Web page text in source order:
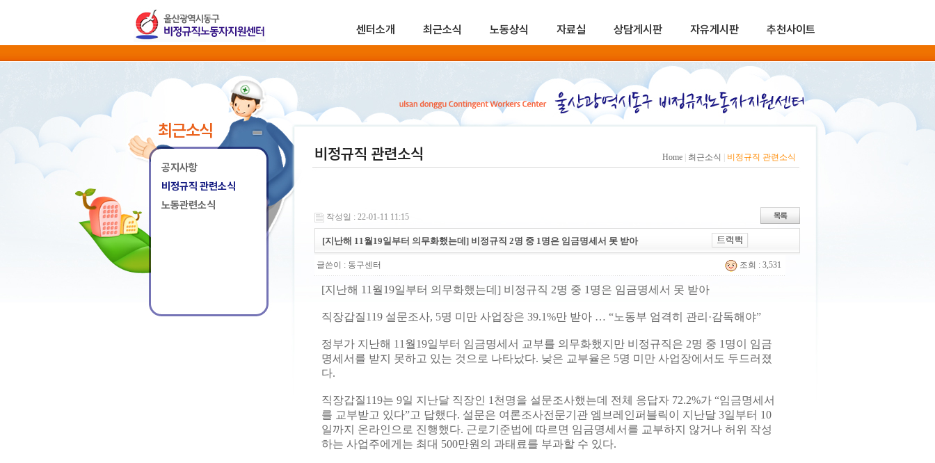
센터소개 최근소식 노동상식 자료실 상담게시판 자유게시판 추천사이트
최근소식
공지사항
비정규직 관련소식
노동관련소식
비정규직 관련소식 Home 최근소식 비정규직 관련소식
작성일 : 22-01-11 11:15
[지난해 11월19일부터 의무화했는데] 비정규직 2명 중 1명은 임금명세서 못 받아
글쓴이 : 동구센터 조회 : 3,531
[지난해 11월19일부터 의무화했는데] 비정규직 2명 중 1명은 임금명세서 못 받아
직장갑질119 설문조사, 5명 미만 사업장은 39.1%만 받아 … “노동부 엄격히 관리·감독해야”
정부가 지난해 11월19일부터 임금명세서 교부를 의무화했지만 비정규직은 2명 중 1명이 임금
명세서를 받지 못하고 있는 것으로 나타났다. 낮은 교부율은 5명 미만 사업장에서도 두드러졌
다.
직장갑질119는 9일 지난달 직장인 1천명을 설문조사했는데 전체 응답자 72.2%가 “임금명세서
를 교부받고 있다”고 답했다. 설문은 여론조사전문기관 엠브레인퍼블릭이 지난달 3일부터 10
일까지 온라인으로 진행했다. 근로기준법에 따르면 임금명세서를 교부하지 않거나 허위 작성
하는 사업주에게는 최대 500만원의 과태료를 부과할 수 있다.